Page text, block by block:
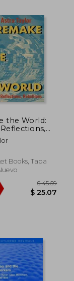
the World:
Reflections,
Books, Tapa